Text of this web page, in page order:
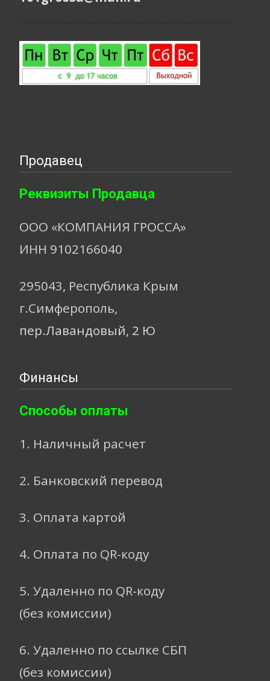
Продавец
Реквизиты Продавца
ООО «КОМПАНИЯ ГРОССА»
ИНН 9102166040
295043, Республика Крым
г.Симферополь,
пер.Лавандовый, 2 Ю
Финансы
Способы оплаты
1. Наличный расчет
2. Банковский перевод
3. Оплата картой
4. Оплата по QR-коду
5. Удаленно по QR-коду
(без комиссии)
6. Удаленно по ссылке СБП
(без комиссии)